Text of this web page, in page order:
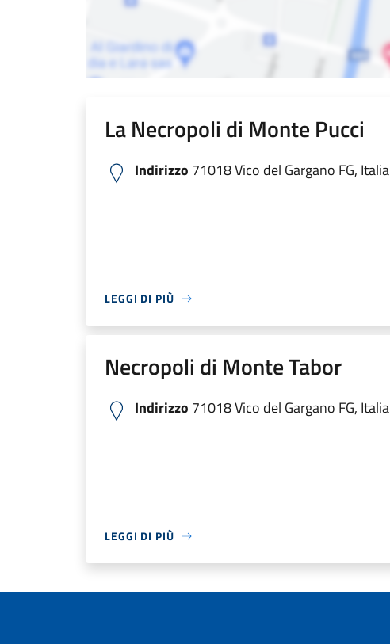
La Necropoli di Monte Pucci
Indirizzo 71018 Vico del Gargano FG, Italia
LEGGI DI PIÙ
Necropoli di Monte Tabor
Indirizzo 71018 Vico del Gargano FG, Italia
LEGGI DI PIÙ